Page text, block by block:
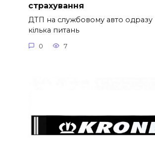
страхування
ДТП на службовому авто одразу
кілька питань
0 7